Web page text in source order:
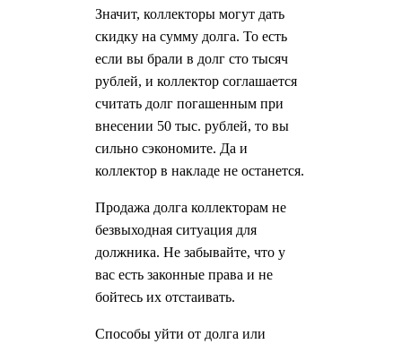
Значит, коллекторы могут дать
скидку на сумму долга. То есть
если вы брали в долг сто тысяч
рублей, и коллектор соглашается
считать долг погашенным при
внесении 50 тыс. рублей, то вы
сильно сэкономите. Да и
коллектор в накладе не останется.
Продажа долга коллекторам не
безвыходная ситуация для
должника. Не забывайте, что у
вас есть законные права и не
бойтесь их отстаивать.
Способы уйти от долга или